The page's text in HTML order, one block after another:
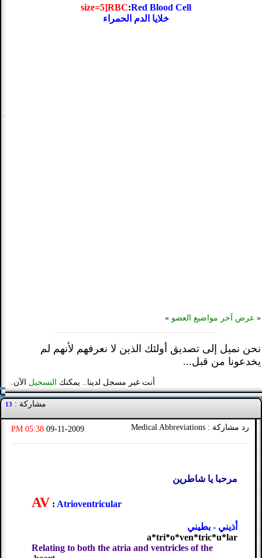
size=5]RBC:Red Blood Cell
خلايا الدم الحمراء
« عرض آخر مواضيع العضو »
نحن نميل إلى تصديق أولئك الذين لا نعرفهم لأنهم لم
يخدعونا من قبل...
أنت غير مسجل لدينا.. يمكنك التسجيل الآن.
مشاركة : 13
رد مشاركة : Medical Abbreviations 09-11-2009
05:38 PM
مرحبا يا شاطرين
AV : Atrioventricular
أذيني - بطيني
a*tri*o*ven*tric*u*lar
Relating to both the atria and ventricles of the